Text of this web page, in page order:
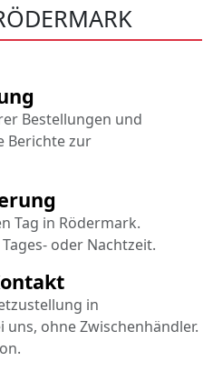
Tag in Rödermark.
oder Nachtzeit.
in
ohne Zwischenhändler.
Bestellungen und
Berichte zur